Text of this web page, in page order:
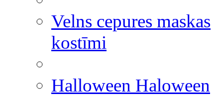
Velns cepures maskas
kostīmi
Halloween Haloween